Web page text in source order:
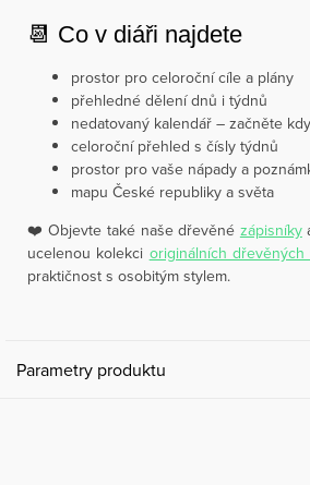
📆 Co v diáři najdete
prostor pro celoroční cíle a plány
přehledné dělení dnů i týdnů
nedatovaný kalendář – začněte
celoroční přehled s čísly týdnů
prostor pro vaše nápady a
mapu České republiky a světa
❤️ Objevte také naše dřevěné zápisníky
ucelenou kolekci originálních dřevěných
praktičnost s osobitým stylem.
Parametry produktu